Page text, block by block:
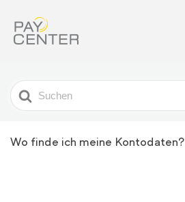
Search
For
Wo finde ich meine Kontodaten?